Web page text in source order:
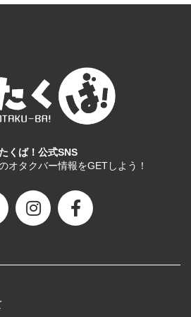
くば！公式SNS
オタクバー情報をGETしよう！